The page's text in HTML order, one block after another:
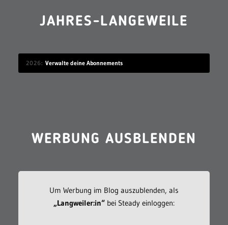
JAHRES-LANGEWEILE
2026 Verwalte deine Abonnements
WERBUNG AUSBLENDEN
Um Werbung im Blog auszublenden, als
„Langweiler:in“bei Steady einloggen: